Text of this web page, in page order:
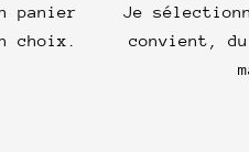
panier
choix.
Je
convient,